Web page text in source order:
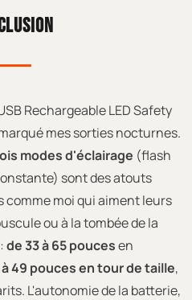
Rechargeable LED Safety
mes sorties nocturnes.
modes d'éclairage (flash
sont des atouts
comme moi qui aiment leurs
ou à la tombée de la
de 33 à 65 poucesen
49 pouces en tour de taille,
L'autonomie de la batterie,